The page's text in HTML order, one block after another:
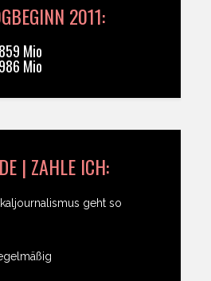
2011:
Mio
Mio
| ZAHLE ICH:
geht so